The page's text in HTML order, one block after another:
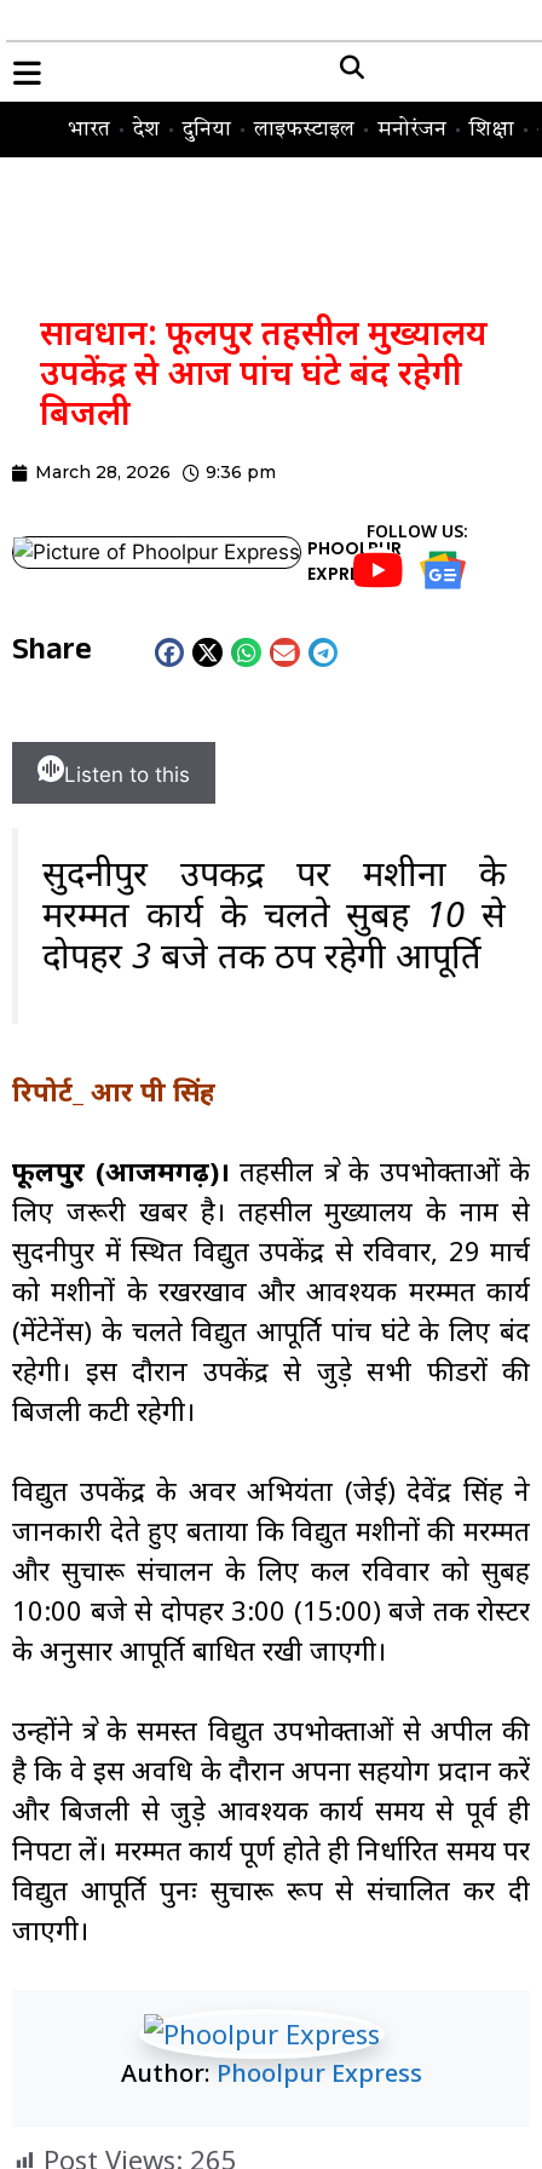
भारत देश दुनिया लाइफस्टाइल मनोरंजन शिक्षा
सावधान: फूलपुर तहसील मुख्यालय
उपकेंद्र से आज पांच घंटे बंद रहेगी
बिजली
March 28, 2026 9:36 pm
PHOOLPUR
EXPRESS
FOLLOW US:
Share
Listen to this
सुदनीपुर उपकेंद्र पर मशीनों के
मरम्मत कार्य के चलते सुबह 10 से
दोपहर 3 बजे तक ठप रहेगी आपूर्ति
रिपोर्ट_ आर पी सिंह
फूलपुर (आजमगढ़)। तहसील क्षेत्र के उपभोक्ताओं के
लिए जरूरी खबर है। तहसील मुख्यालय के नाम से
सुदनीपुर में स्थित विद्युत उपकेंद्र से रविवार, 29 मार्च
को मशीनों के रखरखाव और आवश्यक मरम्मत कार्य
(मेंटेनेंस) के चलते विद्युत आपूर्ति पांच घंटे के लिए बंद
रहेगी। इस दौरान उपकेंद्र से जुड़े सभी फीडरों की
बिजली कटी रहेगी।
विद्युत उपकेंद्र के अवर अभियंता (जेई) देवेंद्र सिंह ने
जानकारी देते हुए बताया कि विद्युत मशीनों की मरम्मत
और सुचारू संचालन के लिए कल रविवार को सुबह
10:00 बजे से दोपहर 3:00 (15:00) बजे तक रोस्टर
के अनुसार आपूर्ति बाधित रखी जाएगी।
उन्होंने क्षेत्र के समस्त विद्युत उपभोक्ताओं से अपील की
है कि वे इस अवधि के दौरान अपना सहयोग प्रदान करें
और बिजली से जुड़े आवश्यक कार्य समय से पूर्व ही
निपटा लें। मरम्मत कार्य पूर्ण होते ही निर्धारित समय पर
विद्युत आपूर्ति पुनः सुचारू रूप से संचालित कर दी
जाएगी।
Author:Phoolpur Express
Post Views: 265